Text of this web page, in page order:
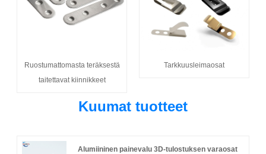
Ruostumattomasta teräksestä
taitettavat kiinnikkeet
Tarkkuusleimaosat
Kuumat tuotteet
Alumiininen painevalu 3D-tulostuksen varaosat